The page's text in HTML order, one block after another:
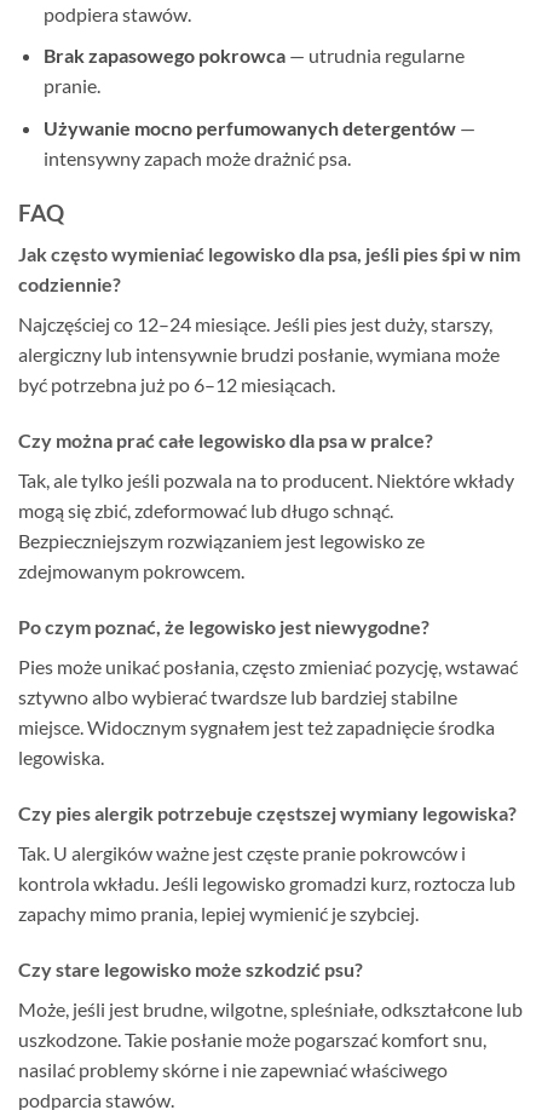
podpiera stawów.
Brak zapasowego pokrowca— utrudnia regularne
pranie.
Używanie mocno perfumowanych detergentów—
intensywny zapach może drażnić psa.
FAQ
Jak często wymieniać legowisko dla psa, jeśli pies śpi w nim
codziennie?
Najczęściej co 12–24 miesiące. Jeśli pies jest duży, starszy,
alergiczny lub intensywnie brudzi posłanie, wymiana może
być potrzebna już po 6–12 miesiącach.
Czy można prać całe legowisko dla psa w pralce?
Tak, ale tylko jeśli pozwala na to producent. Niektóre wkłady
mogą się zbić, zdeformować lub długo schnąć.
Bezpieczniejszym rozwiązaniem jest legowisko ze
zdejmowanym pokrowcem.
Po czym poznać, że legowisko jest niewygodne?
Pies może unikać posłania, często zmieniać pozycję, wstawać
sztywno albo wybierać twardsze lub bardziej stabilne
miejsce. Widocznym sygnałem jest też zapadnięcie środka
legowiska.
Czy pies alergik potrzebuje częstszej wymiany legowiska?
Tak. U alergików ważne jest częste pranie pokrowców i
kontrola wkładu. Jeśli legowisko gromadzi kurz, roztocza lub
zapachy mimo prania, lepiej wymienić je szybciej.
Czy stare legowisko może szkodzić psu?
Może, jeśli jest brudne, wilgotne, spleśniałe, odkształcone lub
uszkodzone. Takie posłanie może pogarszać komfort snu,
nasilać problemy skórne i nie zapewniać właściwego
podparcia stawów.